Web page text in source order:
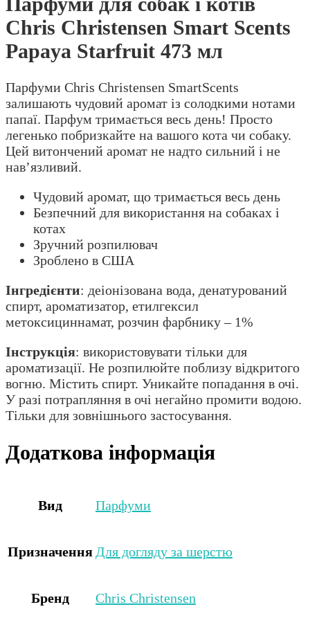
Chris Christensen Smart Scents
Papaya Starfruit 473 мл
Парфуми Chris Christensen SmartScents
залишають чудовий аромат із солодкими нотами
папаї. Парфум тримається весь день! Просто
легенько побризкайте на вашого кота чи собаку.
Цей витончений аромат не надто сильний і не
нав’язливий.
Чудовий аромат, що тримається весь день
Безпечний для використання на собаках і
котах
Зручний розпилювач
Зроблено в США
Інгредієнти: деіонізована вода, денатурований
спирт, ароматизатор, етилгексил
метоксициннамат, розчин фарбнику – 1%
Інструкція: використовувати тільки для
ароматизації. Не розпилюйте поблизу відкритого
вогню. Містить спирт. Уникайте попадання в очі.
У разі потрапляння в очі негайно промити водою.
Тільки для зовнішнього застосування.
Додаткова інформація
Вид Парфуми
Призначення Для догляду за шерстю
Бренд Chris Christensen